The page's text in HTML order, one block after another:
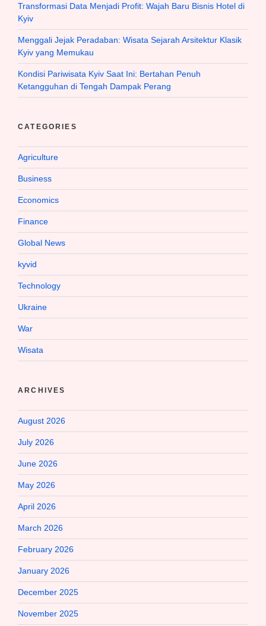
Transformasi Data Menjadi Profit: Wajah Baru Bisnis Hotel di
Kyiv
Menggali Jejak Peradaban: Wisata Sejarah Arsitektur Klasik
Kyiv yang Memukau
Kondisi Pariwisata Kyiv Saat Ini: Bertahan Penuh
Ketangguhan di Tengah Dampak Perang
CATEGORIES
Agriculture
Business
Economics
Finance
Global News
kyvid
Technology
Ukraine
War
Wisata
ARCHIVES
August 2026
July 2026
June 2026
May 2026
April 2026
March 2026
February 2026
January 2026
December 2025
November 2025